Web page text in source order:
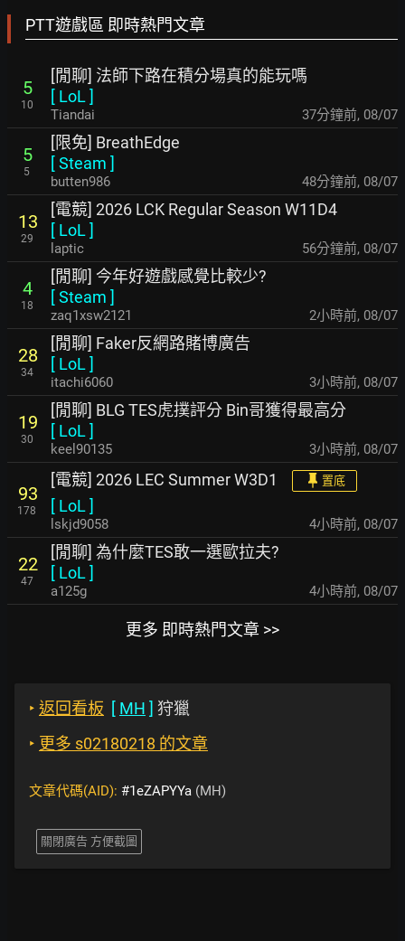
PTT遊戲區 即時熱門文章
5
10
[閒聊] 法師下路在積分場真的能玩嗎
[ LoL ]
Tiandai 37分鐘前, 08/07
5
5
[限免] BreathEdge
[Steam ]
butten986 48分鐘前, 08/07
13
29
[電競] 2026 LCK Regular Season W11D4
[ LoL ]
laptic 56分鐘前, 08/07
4
18
[閒聊] 今年好遊戲感覺比較少?
[Steam ]
zaq1xsw2121 2小時前, 08/07
28
34
[閒聊] Faker反網路賭博廣告
[ LoL ]
itachi6060 3小時前, 08/07
19
30
[閒聊] BLG TES虎撲評分 Bin哥獲得最高分
[ LoL ]
keel90135 3小時前, 08/07
93
178
[電競] 2026 LEC Summer W3D1 置底
[ LoL ]
lskjd9058 4小時前, 08/07
22
47
[閒聊] 為什麼TES敢一選歐拉夫?
[ LoL ]
a125g 4小時前, 08/07
更多 即時熱門文章 >>
‣ 返回看板 [ MH ] 狩獵
‣ 更多 s02180218 的文章
文章代碼(AID): #1eZAPYYa (MH)
關閉廣告 方便截圖